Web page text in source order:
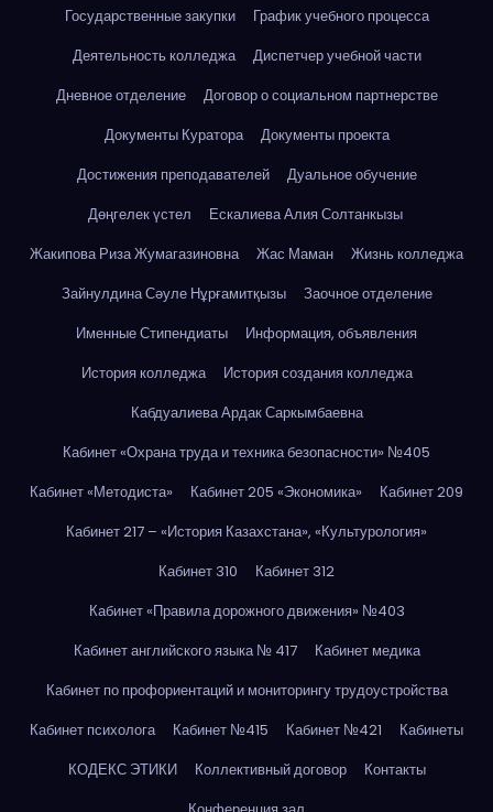
Государственные закупки
График учебного процесса
Деятельность колледжа
Диспетчер учебной части
Дневное отделение
Договор о социальном партнерстве
Документы Куратора
Документы проекта
Достижения преподавателей
Дуальное обучение
Дөңгелек үстел
Ескалиева Алия Солтанкызы
Жакипова Риза Жумагазиновна
Жас Маман
Жизнь колледжа
Зайнулдина Сәуле Нұрғамитқызы
Заочное отделение
Именные Стипендиаты
Информация, объявления
История колледжа
История создания колледжа
Кабдуалиева Ардак Саркымбаевна
Кабинет «Охрана труда и техника безопасности» №405
Кабинет «Методиста»
Кабинет 205 «Экономика»
Кабинет 209
Кабинет 217 – «История Казахстана», «Культурология»
Кабинет 310
Кабинет 312
Кабинет «Правила дорожного движения» №403
Кабинет английского языка № 417
Кабинет медика
Кабинет по профориентаций и мониторингу трудоустройства
Кабинет психолога
Кабинет №415 Кабинет №421
Кабинеты
КОДЕКС ЭТИКИ
Коллективный договор
Контакты